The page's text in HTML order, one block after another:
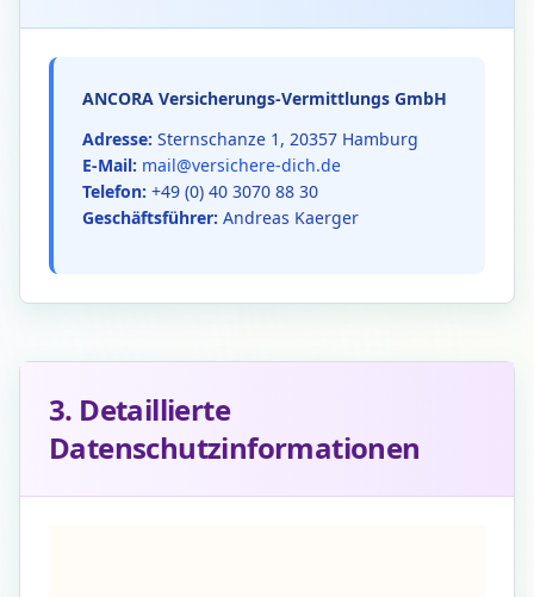
ANCORA Versicherungs-Vermittlungs GmbH
Adresse: Sternschanze 1, 20357 Hamburg
E-Mail: mail@versichere-dich.de
Telefon: +49 (0) 40 3070 88 30
Geschäftsführer: Andreas Kaerger
3. Detaillierte
Datenschutzinformationen